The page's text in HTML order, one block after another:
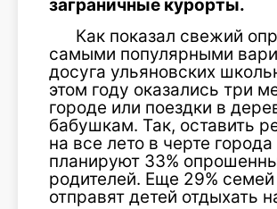
заграничные курорты.
Как показал свежий
самыми популярными
досуга ульяновских
этом году оказались три
городе или поездки в
бабушкам. Так, оставить
на все лето в черте города
планируют 33%
родителей. Еще 29% семей
отправят детей отдыхать